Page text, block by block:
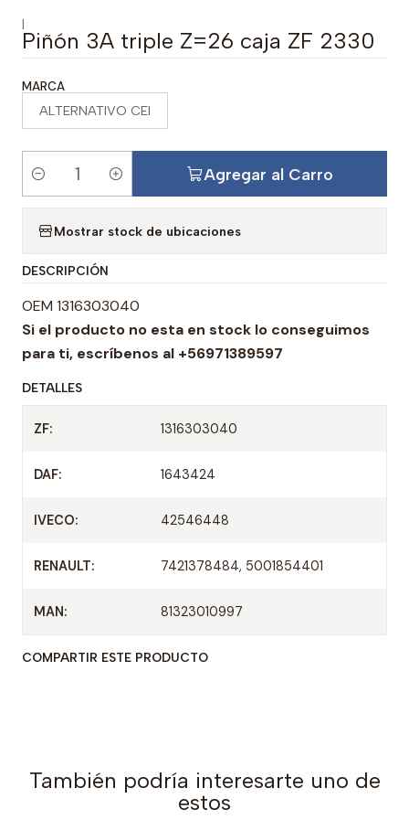
|
Piñón 3A triple Z=26 caja ZF 2330
MARCA
ALTERNATIVO CEI
i
d
a
d
Agregar al Carro
Mostrar stock de ubicaciones
DESCRIPCIÓN
OEM 1316303040
Si el producto no esta en stock lo conseguimos
para ti, escríbenos al +56971389597
DETALLES
ZF: 1316303040
DAF: 1643424
IVECO: 42546448
RENAULT: 7421378484, 5001854401
MAN: 81323010997
COMPARTIR ESTE PRODUCTO
También podría interesarte uno de
estos